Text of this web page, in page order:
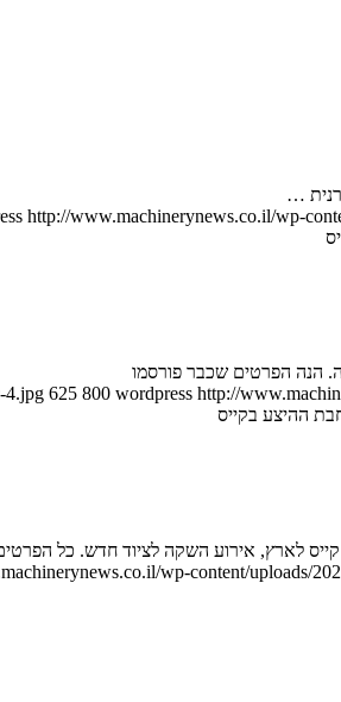
…
http://www.machinerynews.co.il/wp-
4.jpg 625 800 wordpress http://
ההיצע בקייס
לארץ, אירוע השקה לציוד חדש. כל
wp-content/uploads/